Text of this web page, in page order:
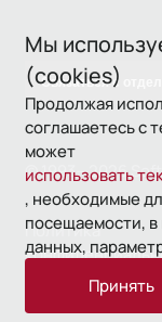
Мы
(cookies)
Продолжая
соглашаетесь с
может
использовать
, необходимые
посещаемости, в
данных,
Принять
Связаться с
© 1993—2026
Политика